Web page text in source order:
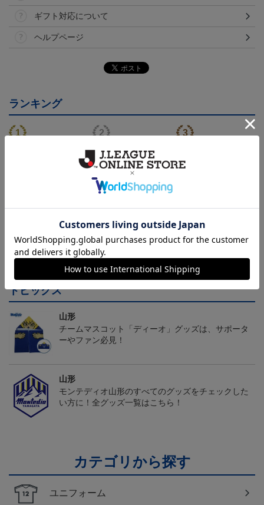
ギフト対応について
ヘルプページ
ランキング
モンテディオ山形 ピカ
チュウ タオルマフラー
2,500円
26/27オーセンティックユ
ニフォーム半袖（FP1st）
18,700円～23,760円
モンテディオ山形 ツン
2,500円
トピックス
山形
チームマスコット「ディーオ」グッズは、サポータ
ーやファン必見！
山形
モンテディオ山形のすべてのグッズをチェックした
い方に！全グッズ一覧はこちら！
カテゴリから探す
ユニフォーム